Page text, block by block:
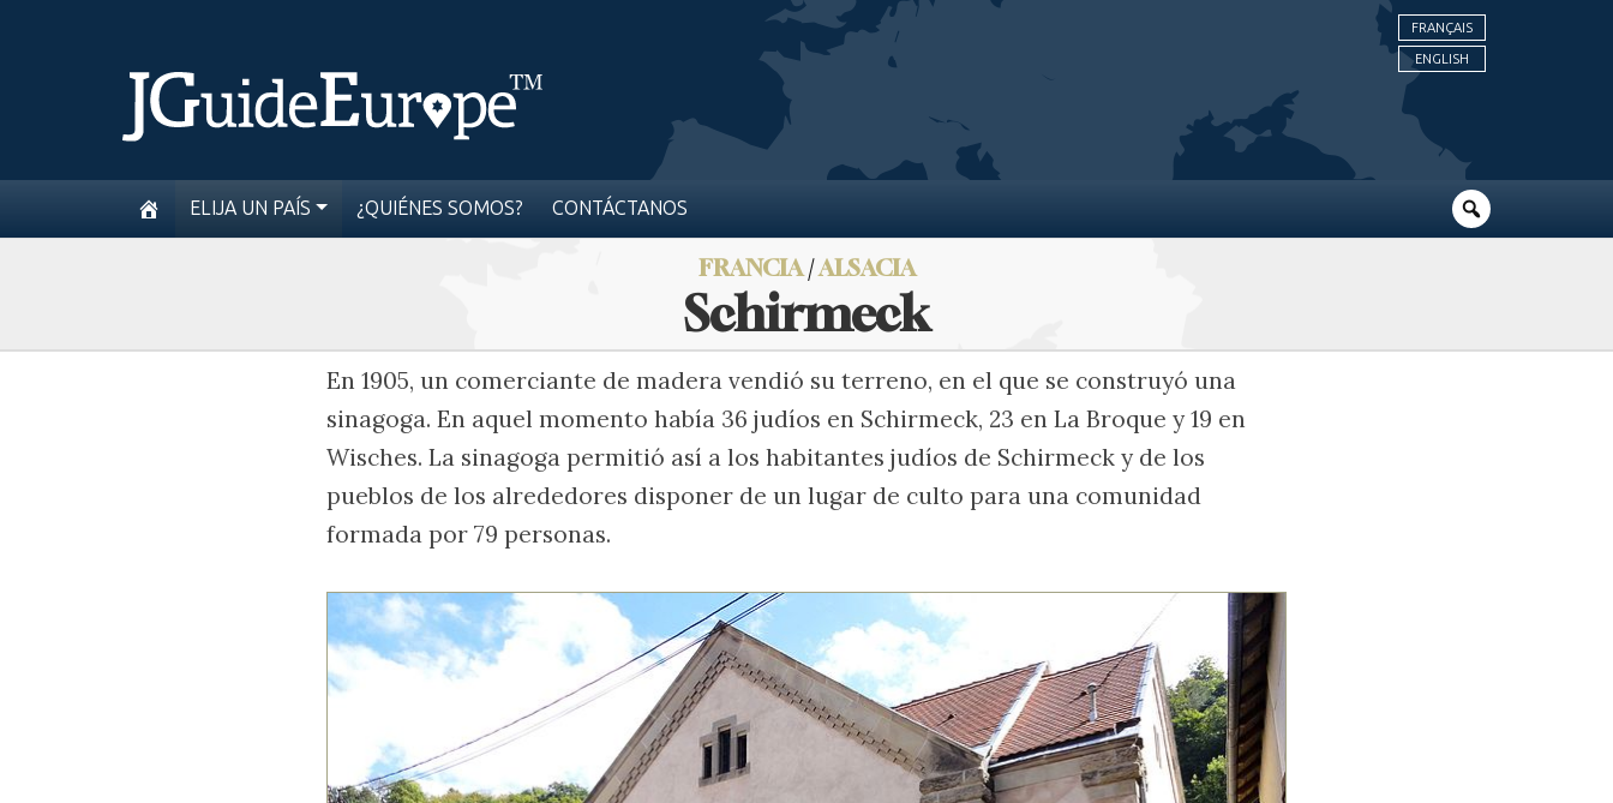
FRANÇAIS
ENGLISH
ELIJA UN PAÍS ¿QUIÉNES SOMOS? CONTÁCTANOS
FRANCIA/ALSACIA
Schirmeck
En 1905, un comerciante de madera vendió su terreno, en el que se construyó una
sinagoga. En aquel momento había 36 judíos en Schirmeck, 23 en La Broque y 19 en
Wisches. La sinagoga permitió así a los habitantes judíos de Schirmeck y de los
pueblos de los alrededores disponer de un lugar de culto para una comunidad
formada por 79 personas.